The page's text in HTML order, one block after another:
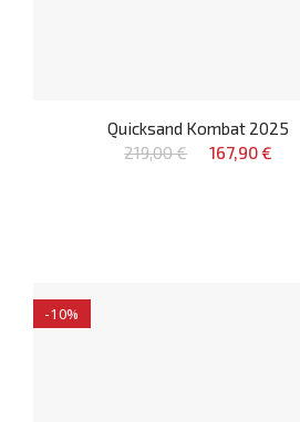
Quicksand Kombat 2025
219,00 €
167,90 €
-10%